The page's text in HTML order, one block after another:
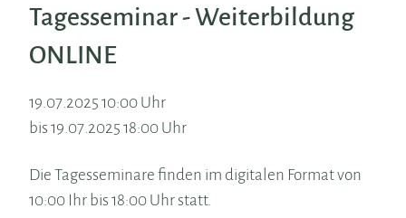
Tagesseminar - Weiterbildung
ONLINE
19.07.2025 10:00 Uhr
bis 19.07.2025 18:00 Uhr
Die Tagesseminare finden im digitalen Format von
10:00 Ihr bis 18:00 Uhr statt.